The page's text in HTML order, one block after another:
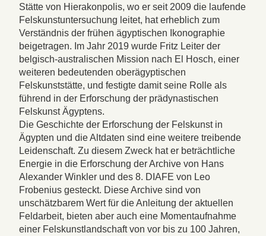
Stätte von Hierakonpolis, wo er seit 2009 die laufende
Felskunstuntersuchung leitet, hat erheblich zum
Verständnis der frühen ägyptischen Ikonographie
beigetragen. Im Jahr 2019 wurde Fritz Leiter der
belgisch-australischen Mission nach El Hosch, einer
weiteren bedeutenden oberägyptischen
Felskunststätte, und festigte damit seine Rolle als
führend in der Erforschung der prädynastischen
Felskunst Ägyptens.
Die Geschichte der Erforschung der Felskunst in
Ägypten und die Altdaten sind eine weitere treibende
Leidenschaft. Zu diesem Zweck hat er beträchtliche
Energie in die Erforschung der Archive von Hans
Alexander Winkler und des 8. DIAFE von Leo
Frobenius gesteckt. Diese Archive sind von
unschätzbarem Wert für die Anleitung der aktuellen
Feldarbeit, bieten aber auch eine Momentaufnahme
einer Felskunstlandschaft von vor bis zu 100 Jahren,